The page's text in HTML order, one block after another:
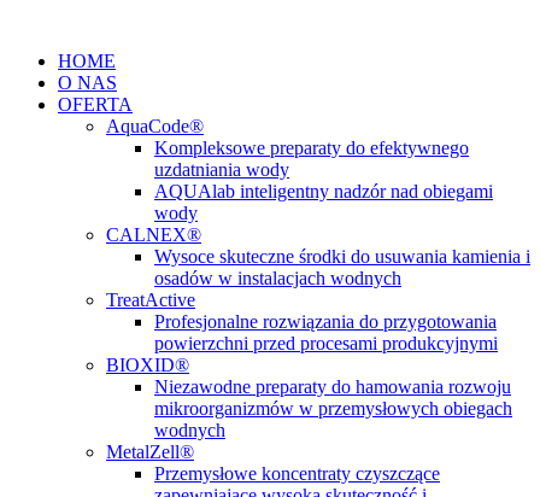
treści
HOME
O NAS
OFERTA
AquaCode®
Kompleksowe preparaty do efektywnego
uzdatniania wody
AQUAlab inteligentny nadzór nad obiegami
wody
CALNEX®
Wysoce skuteczne środki do usuwania kamienia i
osadów w instalacjach wodnych
TreatActive
Profesjonalne rozwiązania do przygotowania
powierzchni przed procesami produkcyjnymi
BIOXID®
Niezawodne preparaty do hamowania rozwoju
mikroorganizmów w przemysłowych obiegach
wodnych
MetalZell®
Przemysłowe koncentraty czyszczące